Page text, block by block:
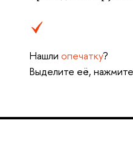
Нашли опечатку?
Выделите её,